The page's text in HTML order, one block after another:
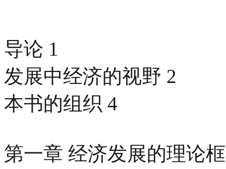
导论 1
发展中经济的视野 2
本书的组织 4
第一章 经济发展的理论